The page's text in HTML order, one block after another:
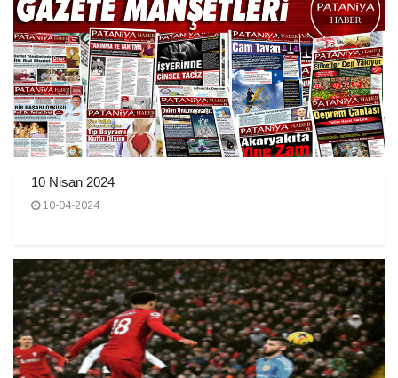
10 Nisan 2024
10-04-2024